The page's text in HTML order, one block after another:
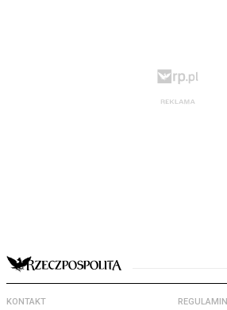
KONTAKT REGULAMIN